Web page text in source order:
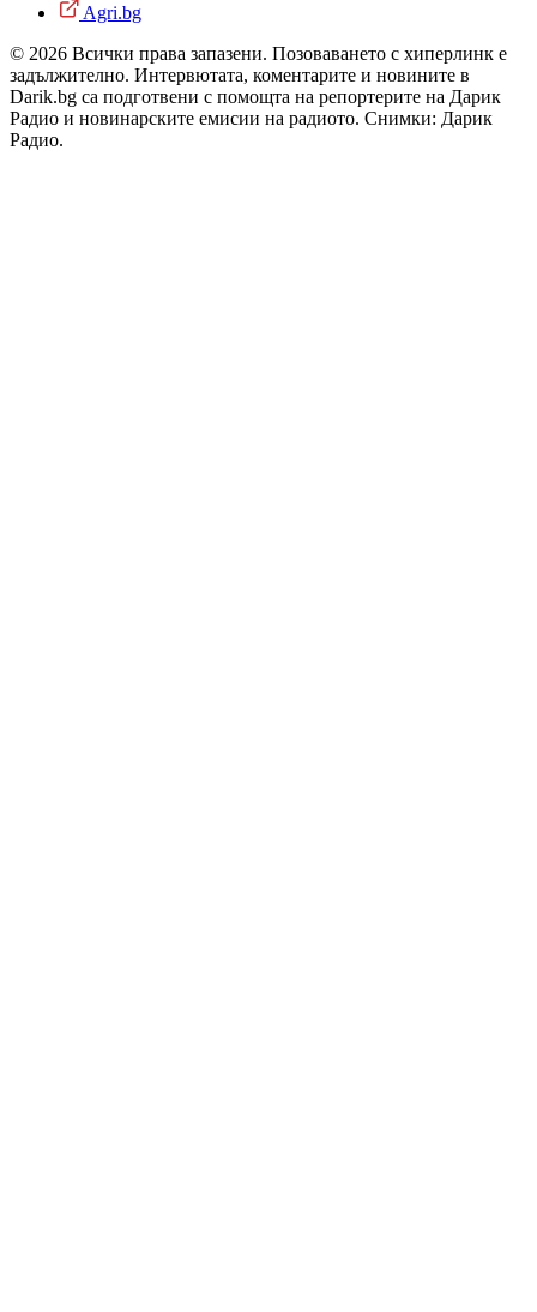
Agri.bg
© 2026 Всички права запазени. Позоваването с хиперлинк е
задължително. Интервютата, коментарите и новините в
Darik.bg са подготвени с помощта на репортерите на Дарик
Радио и новинарските емисии на радиото. Снимки: Дарик
Радио.